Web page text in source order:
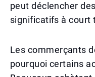
peut déclencher
significatifs à court
Les commerçants
pourquoi certains